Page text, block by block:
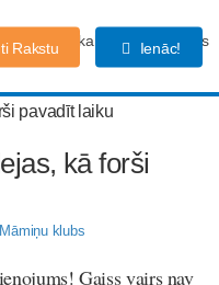
kalendārs Forums
Rakstu Ienāc!
kā forši
Māmiņu klubs
Gaiss vairs nav